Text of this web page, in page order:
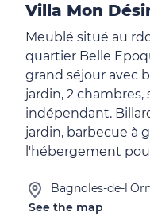
Villa Mon
Meublé situé au
quartier Belle
grand séjour avec
jardin, 2 chambres,
indépendant.
jardin, barbecue à
l'hébergement
Bagnoles-de-
See the map